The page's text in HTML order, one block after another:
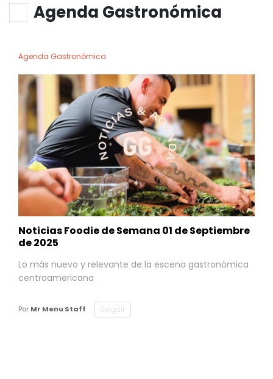
Agenda Gastronómica
Agenda Gastronómica
Noticias Foodie de Semana 01 de Septiembre
de 2025
Lo más nuevo y relevante de la escena gastronómica
centroamericana
Por Mr Menu Staff Seguir